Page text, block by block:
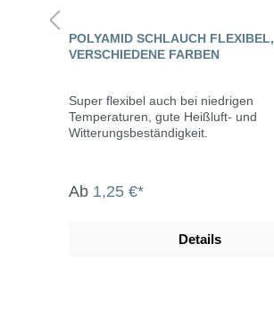
POLYAMID SCHLAUCH FLEXIBEL,
VERSCHIEDENE FARBEN
Super flexibel auch bei niedrigen
Temperaturen, gute Heißluft- und
Witterungsbeständigkeit.
Ab 1,25 €*
Details